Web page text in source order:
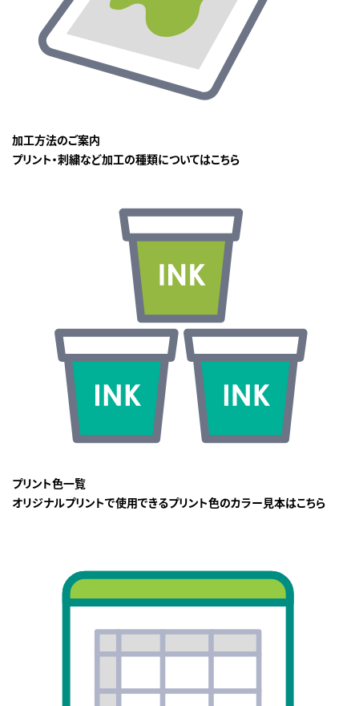
加工方法のご案内
プリント・刺繍など加工の種類についてはこちら
プリント色一覧
オリジナルプリントで使用できるプリント色のカラー見本はこちら